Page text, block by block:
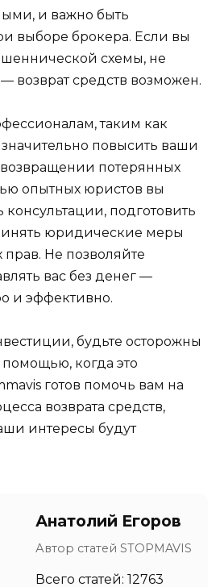
и важно быть
выборе брокера. Если вы
схемы, не
возврат средств возможен.
таким как
повысить ваши
потерянных
опытных юристов вы
консультации, подготовить
юридические меры
Не позволяйте
вас без денег —
и эффективно.
будьте осторожны
когда это
готов помочь вам на
возврата средств,
интересы будут
Анатолий Егоров
Автор статей STOPMAVIS
Всего статей: 12763